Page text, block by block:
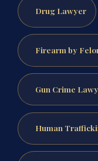
Drug Lawyer
Firearm by
Gun Crime
Human